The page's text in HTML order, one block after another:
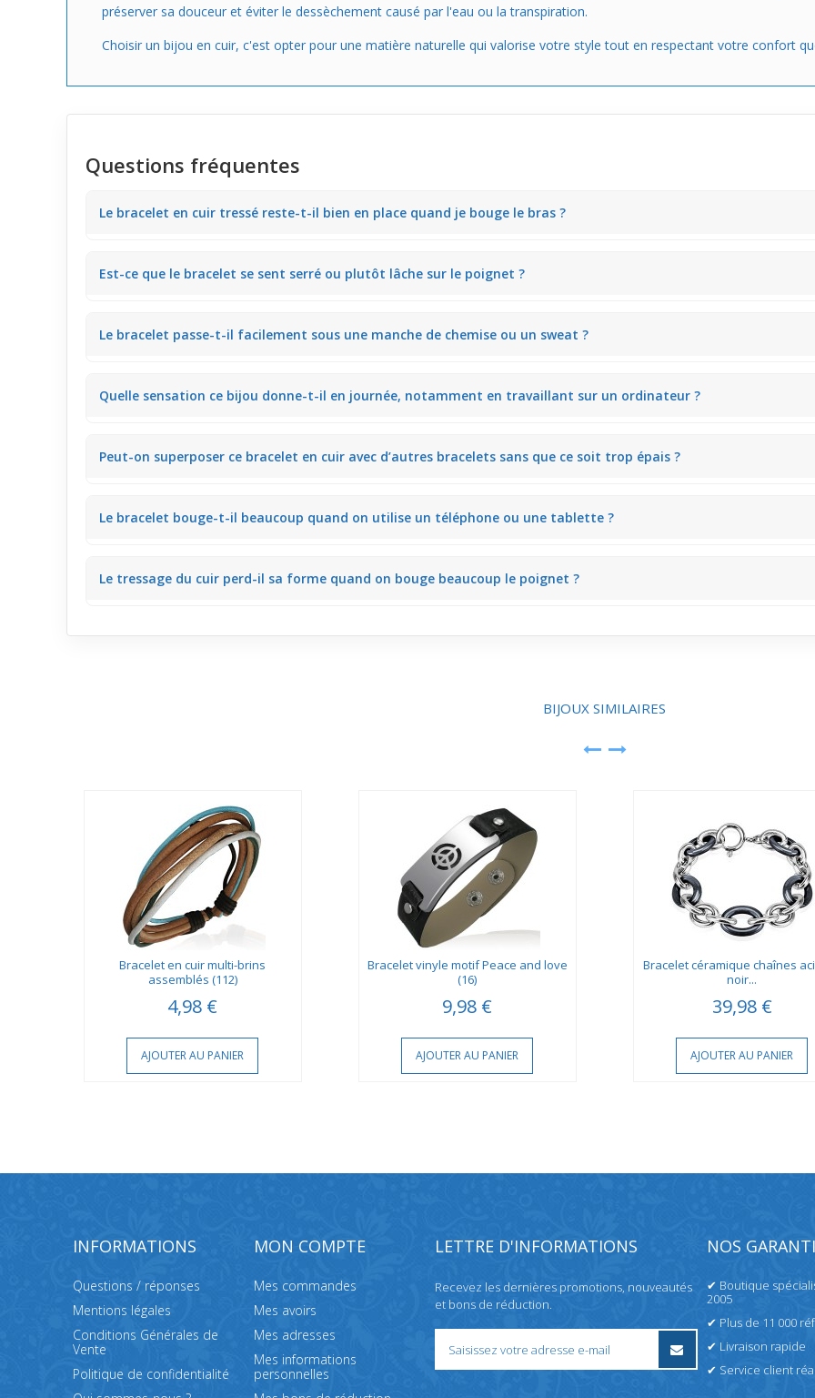
préserver sa douceur et éviter le dessèchement causé par l'eau ou la transpiration.
Choisir un bijou en cuir, c'est opter pour une matière naturelle qui valorise votre style tout en respectant votre confort
Questions fréquentes
Le bracelet en cuir tressé reste-t-il bien en place quand je bouge le bras ?
Est-ce que le bracelet se sent serré ou plutôt lâche sur le poignet ?
Le bracelet passe-t-il facilement sous une manche de chemise ou un sweat ?
Quelle sensation ce bijou donne-t-il en journée, notamment en travaillant sur un ordinateur ?
Peut-on superposer ce bracelet en cuir avec d’autres bracelets sans que ce soit trop épais ?
Le bracelet bouge-t-il beaucoup quand on utilise un téléphone ou une tablette ?
Le tressage du cuir perd-il sa forme quand on bouge beaucoup le poignet ?
BIJOUX SIMILAIRES
Bracelet en cuir multi-brins
assemblés (112)
4,98 €
AJOUTER AU PANIER
Bracelet vinyle motif Peace and love
(16)
9,98 €
AJOUTER AU PANIER
Bracelet céramique chaînes
noir...
39,98 €
AJOUTER AU PANIER
INFORMATIONS
Questions / réponses
Mentions légales
Conditions Générales de
Vente
Politique de confidentialité
MON COMPTE
Mes commandes
Mes avoirs
Mes adresses
Mes informations
personnelles
LETTRE D'INFORMATIONS
Recevez les dernières promotions, nouveautés
et bons de réduction.
NOS
✔ Boutique
2005
✔ Plus de 11 000
✔ Livraison rapide
✔ Service client